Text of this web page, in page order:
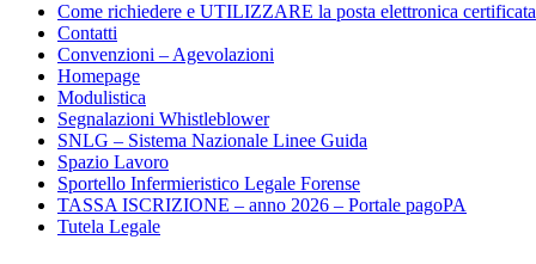
Come richiedere e UTILIZZARE la posta elettronica
Contatti
Convenzioni – Agevolazioni
Homepage
Modulistica
Segnalazioni Whistleblower
SNLG – Sistema Nazionale Linee Guida
Spazio Lavoro
Sportello Infermieristico Legale Forense
TASSA ISCRIZIONE – anno 2026 – Portale pagoPA
Tutela Legale